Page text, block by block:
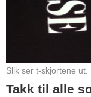
Slik ser t-skjortene ut.
Takk til alle